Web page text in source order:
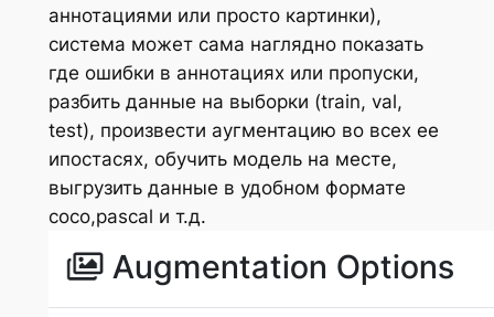
аннотациями или просто картинки),
система может сама наглядно показать
где ошибки в аннотациях или пропуски,
разбить данные на выборки (train, val,
test), произвести аугментацию во всех ее
ипостасях, обучить модель на месте,
выгрузить данные в удобном формате
coco,pascal и т.д.